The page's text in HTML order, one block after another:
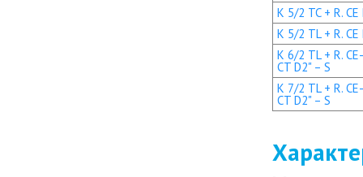
K 5/2 TC + R. CE
K 5/2 TL + R. CE
K 6/2 TL + R. CE-
CT D2" – S
K 7/2 TL + R. CE-
CT D2" – S